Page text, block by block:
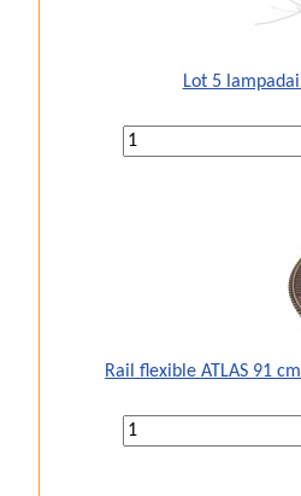
Lot 5
Rail flexible ATLAS 91